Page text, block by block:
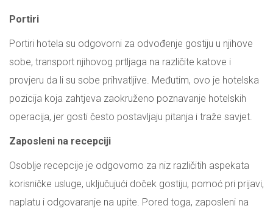
Portiri
Portiri hotela su odgovorni za odvođenje gostiju u njihove
sobe, transport njihovog prtljaga na različite katove i
provjeru da li su sobe prihvatljive. Međutim, ovo je hotelska
pozicija koja zahtjeva zaokruženo poznavanje hotelskih
operacija, jer gosti često postavljaju pitanja i traže savjet.
Zaposleni na recepciji
Osoblje recepcije je odgovorno za niz različitih aspekata
korisničke usluge, uključujući doček gostiju, pomoć pri prijavi,
naplatu i odgovaranje na upite. Pored toga, zaposleni na